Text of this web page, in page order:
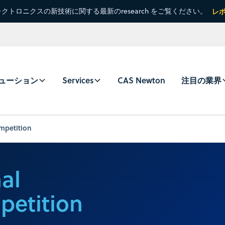
トロニクスの新技術に関する最新のresearch をご覧ください。 レ
ーション Services CAS Newton 注目の業界